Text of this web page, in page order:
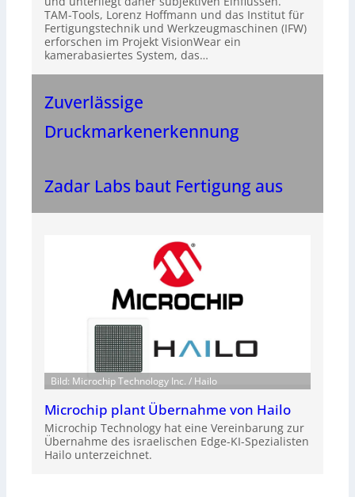
TAM-Tools, Lorenz Hoffmann und das Institut für
Fertigungstechnik und Werkzeugmaschinen (IFW)
erforschen im Projekt VisionWear ein
kamerabasiertes System, das…
Zuverlässige
Druckmarkenerkennung
Zadar Labs baut Fertigung aus
Bild: Microchip Technology Inc. / Hailo
Microchip plant Übernahme von Hailo
Microchip Technology hat eine Vereinbarung zur
Übernahme des israelischen Edge-KI-Spezialisten
Hailo unterzeichnet.